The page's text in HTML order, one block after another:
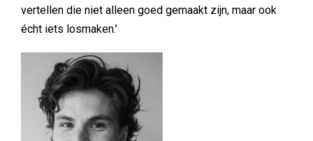
vertellen die niet alleen goed gemaakt zijn, maar ook
écht iets losmaken.’